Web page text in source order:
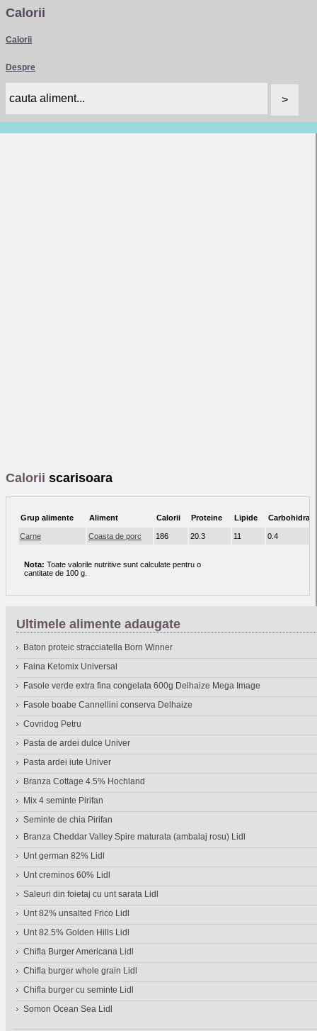
Calorii
Calorii
Despre
Calorii scarisoara
Grup alimente Aliment Calorii Proteine Lipide Carbohidrati
Carne Coasta de porc 186 20.3 11 0.4
Nota: Toate valorile nutritive sunt calculate pentru o
cantitate de 100 g.
Ultimele alimente adaugate
Baton proteic stracciatella Born Winner
Faina Ketomix Universal
Fasole verde extra fina congelata 600g Delhaize Mega Image
Fasole boabe Cannellini conserva Delhaize
Covridog Petru
Pasta de ardei dulce Univer
Pasta ardei iute Univer
Branza Cottage 4.5% Hochland
Mix 4 seminte Pirifan
Seminte de chia Pirifan
Branza Cheddar Valley Spire maturata (ambalaj rosu) Lidl
Unt german 82% Lidl
Unt creminos 60% Lidl
Saleuri din foietaj cu unt sarata Lidl
Unt 82% unsalted Frico Lidl
Unt 82.5% Golden Hills Lidl
Chifla Burger Americana Lidl
Chifla burger whole grain Lidl
Chifla burger cu seminte Lidl
Somon Ocean Sea Lidl